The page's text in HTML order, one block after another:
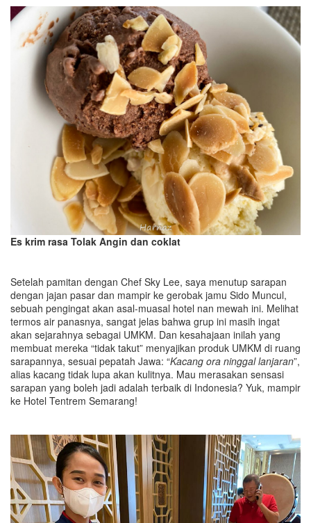
Es krim rasa Tolak Angin dan coklat
Setelah pamitan dengan Chef Sky Lee, saya menutup sarapan
dengan jajan pasar dan mampir ke gerobak jamu Sido Muncul,
sebuah pengingat akan asal-muasal hotel nan mewah ini. Melihat
termos air panasnya, sangat jelas bahwa grup ini masih ingat
akan sejarahnya sebagai UMKM. Dan kesahajaan inilah yang
membuat mereka “tidak takut” menyajikan produk UMKM di ruang
sarapannya, sesuai pepatah Jawa: “Kacang ora ninggal lanjaran”,
alias kacang tidak lupa akan kulitnya. Mau merasakan sensasi
sarapan yang boleh jadi adalah terbaik di Indonesia? Yuk, mampir
ke Hotel Tentrem Semarang!